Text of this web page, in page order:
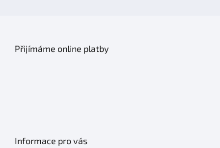
Přijímáme online platby
Informace pro vás